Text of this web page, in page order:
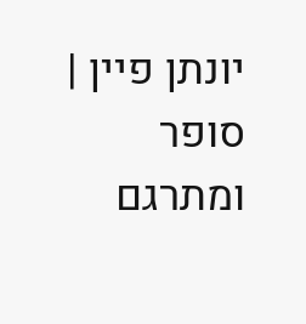
יונתן פיין |
סופר
ומתרגם